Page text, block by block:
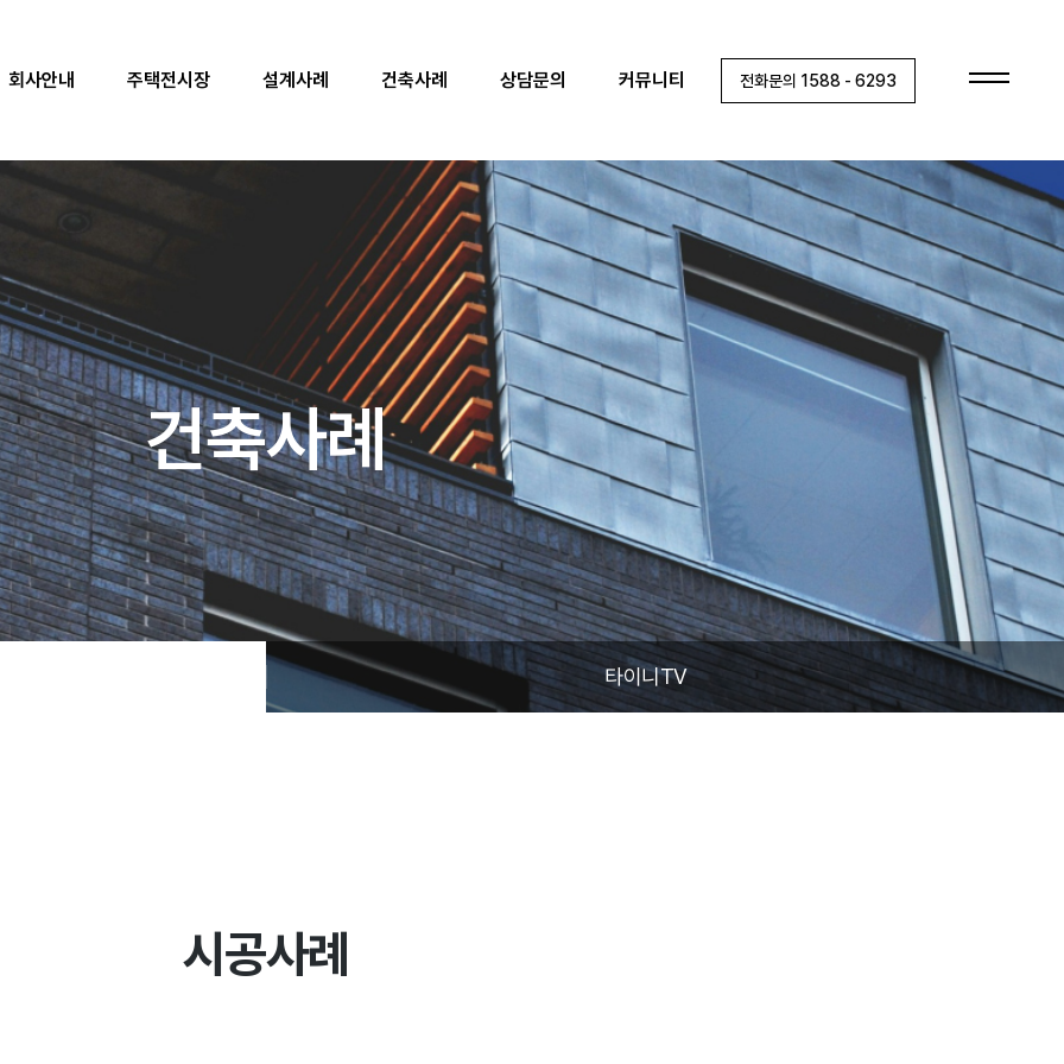
회사안내 주택전시장 설계사례 건축사례 상담문의 커뮤니티 전화문의 1588 - 6293
오시는 길
주택전시장
본사전시장
방문예약
설계사례
설계사례
건축문의
A/S문의
협력사/목수팀 지원
커뮤니티
공지사항
이벤트
건축뉴스
건축사례
타이니TV
시공사례